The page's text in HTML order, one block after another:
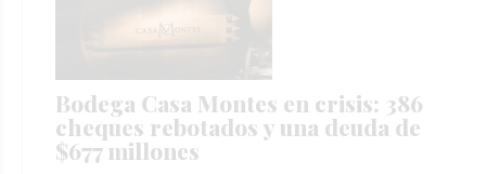
Bodega Casa Montes en crisis: 386
cheques rebotados y una deuda de
$677 millones